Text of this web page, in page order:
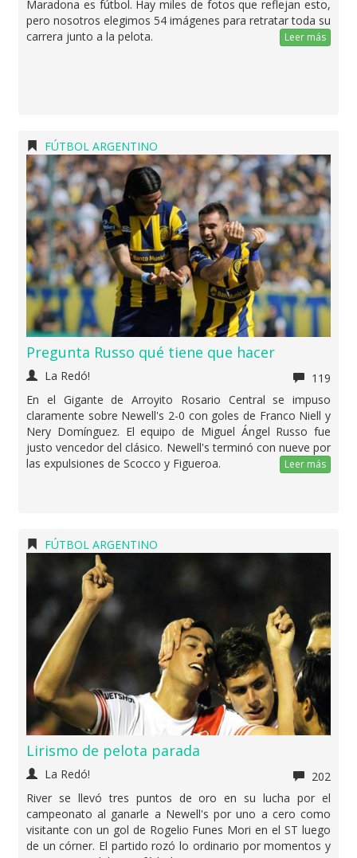
Maradona es fútbol. Hay miles de fotos que reflejan esto,
pero nosotros elegimos 54 imágenes para retratar toda su
carrera junto a la pelota.
Leer más
FÚTBOL ARGENTINO
Pregunta Russo qué tiene que hacer
La Redó!
119
En el Gigante de Arroyito Rosario Central se impuso
claramente sobre Newell's 2-0 con goles de Franco Niell y
Nery Domínguez. El equipo de Miguel Ángel Russo fue
justo vencedor del clásico. Newell's terminó con nueve por
las expulsiones de Scocco y Figueroa.
Leer más
FÚTBOL ARGENTINO
Lirismo de pelota parada
La Redó!
202
River se llevó tres puntos de oro en su lucha por el
campeonato al ganarle a Newell's por uno a cero como
visitante con un gol de Rogelio Funes Mori en el ST luego
de un córner. El partido rozó lo ordinario por momentos y